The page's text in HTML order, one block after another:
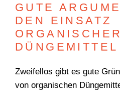
GUTE
DEN EINSATZ
ORGANISCHER
DÜNGEMITTEL
Zweifellos gibt es gute
von organischen